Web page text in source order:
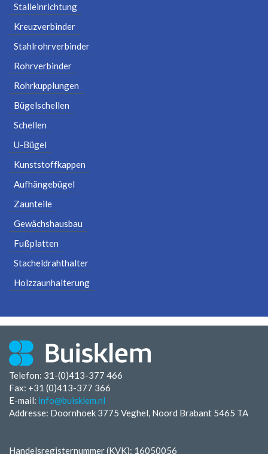
Stalleinrichtung
Kreuzverbinder
Stahlrohrverbinder
Rohrverbinder
Rohrkupplungen
Bügelschellen
Schellen
U-Bügel
Kunststoffkappen
Aufhängebügel
Zaunteile
Gewächshausbau
Fußplatten
Stacheldrahthalter
Holzzaunhalterung
Telefon: 31-(0)413-377 466
Fax: +31 (0)413-377 366
E-mail: info@buisklem.nl
Addresse: Doornhoek 3775 Veghel, Noord Brabant 5465 TA
Handelsregisternummer (KVK): 16050056